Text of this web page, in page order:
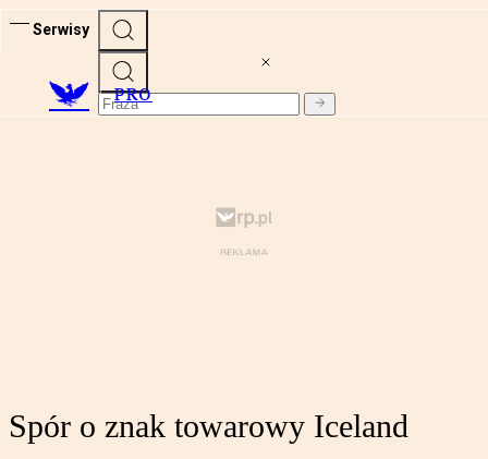
Serwisy
PRO
Spór o znak towarowy Iceland